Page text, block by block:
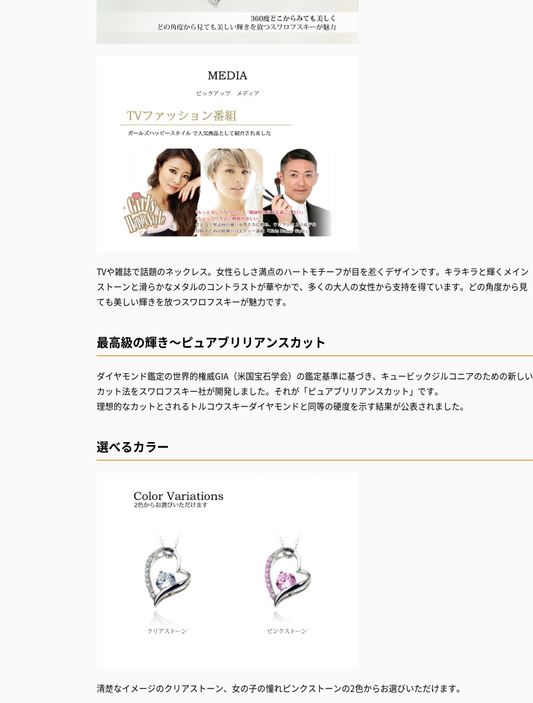
TVや雑誌で話題のネックレス。女性らしさ満点のハートモチーフが目を惹くデザインです。キラキラと輝くメイン
ストーンと滑らかなメタルのコントラストが華やかで、多くの大人の女性から支持を得ています。どの角度から見
ても美しい輝きを放つスワロフスキーが魅力です。
最高級の輝き～ピュアブリリアンスカット
ダイヤモンド鑑定の世界的権威GIA（米国宝石学会）の鑑定基準に基づき、キュービックジルコニアのための新しい
カット法をスワロフスキー社が開発しました。それが「ピュアブリリアンスカット」です。
理想的なカットとされるトルコウスキーダイヤモンドと同等の硬度を示す結果が公表されました。
選べるカラー
清楚なイメージのクリアストーン、女の子の憧れピンクストーンの2色からお選びいただけます。